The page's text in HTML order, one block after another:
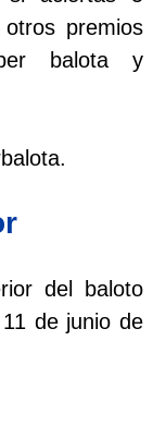
premios
balota y
del baloto
de junio de